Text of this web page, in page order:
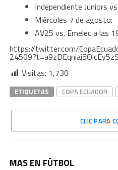
Independiente Juniors
Miércoles 7 de agosto:
AV25 vs. Emelec a las
https://twitter.com/
Visitas: 1,730
ETIQUETAS COPA ECUADOR
CLIC PARA
MAS EN FÚTBOL